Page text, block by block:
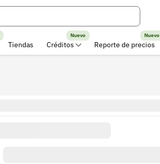
Tiendas Créditos
Nuevo
Reporte de precios
Nuevo